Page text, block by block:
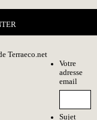
Terraeco.net
Votre
adresse
email
Sujet